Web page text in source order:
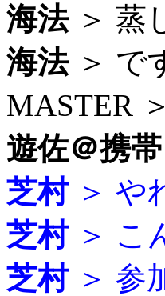
海法＞ 蒸
海法＞ で
MASTER ＞
遊佐＠携帯
芝村＞ や
芝村＞ こ
芝村＞ 参